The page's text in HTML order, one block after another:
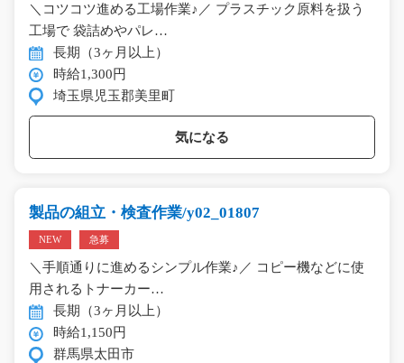
＼コツコツ進める工場作業♪／ プラスチック原料を扱う
工場で 袋詰めやパレ…
長期（3ヶ月以上）
時給1,300円
埼玉県児玉郡美里町
気になる
製品の組立・検査作業/y02_01807
NEW 急募
＼手順通りに進めるシンプル作業♪／ コピー機などに使
用されるトナーカー…
長期（3ヶ月以上）
時給1,150円
群馬県太田市